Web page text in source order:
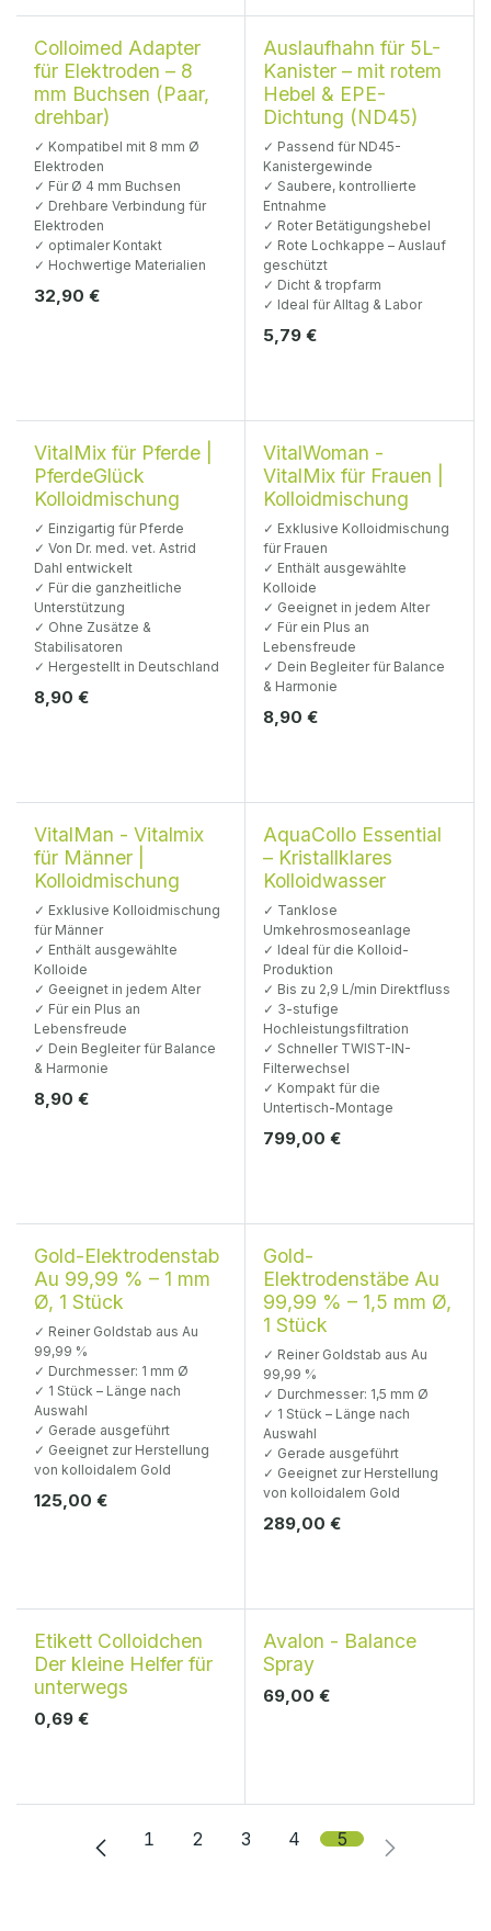
Ø 4 mm
Colloimed Adapter
für Elektroden – 8
mm Buchsen (Paar,
drehbar)
✓ Kompatibel mit 8 mm Ø
Elektroden
✓ Für Ø 4 mm Buchsen
✓ Drehbare Verbindung für
Elektroden
✓ optimaler Kontakt
✓ Hochwertige Materialien
32,90 €
Auslaufhahn für 5L-
Kanister – mit rotem
Hebel & EPE-
Dichtung (ND45)
✓ Passend für ND45-
Kanistergewinde
✓ Saubere, kontrollierte
Entnahme
✓ Roter Betätigungshebel
✓ Rote Lochkappe – Auslauf
geschützt
✓ Dicht & tropfarm
✓ Ideal für Alltag & Labor
5,79€
VitalMix für Pferde |
PferdeGlück
Kolloidmischung
✓ Einzigartig für Pferde
✓ Von Dr. med. vet. Astrid
Dahl entwickelt
✓ Für die ganzheitliche
Unterstützung
✓ Ohne Zusätze &
Stabilisatoren
✓ Hergestellt in Deutschland
8,90 €
VitalWoman -
VitalMix für Frauen |
Kolloidmischung
✓ Exklusive Kolloidmischung
für Frauen
✓ Enthält ausgewählte
Kolloide
✓ Geeignet in jedem Alter
✓ Für ein Plus an
Lebensfreude
✓ Dein Begleiter für Balance
& Harmonie
8,90 €
VitalMan - Vitalmix
für Männer |
Kolloidmischung
✓ Exklusive Kolloidmischung
für Männer
✓ Enthält ausgewählte
Kolloide
✓ Geeignet in jedem Alter
✓ Für ein Plus an
Lebensfreude
✓ Dein Begleiter für Balance
& Harmonie
8,90 €
AquaCollo Essential
– Kristallklares
Kolloidwasser
✓ Tanklose
Umkehrosmoseanlage
✓ Ideal für die Kolloid-
Produktion
✓ Bis zu 2,9 L/min Direktfluss
✓ 3-stufige
Hochleistungsfiltration
✓ Schneller TWIST-IN-
Filterwechsel
✓ Kompakt für die
Untertisch-Montage
799,00 €
1 Stück · Ø 1 mm
Gold-Elektrodenstab
Au 99,99 % – 1 mm
Ø, 1 Stück
✓ Reiner Goldstab aus Au
99,99 %
✓ Durchmesser: 1 mm Ø
✓ 1 Stück – Länge nach
Auswahl
✓ Gerade ausgeführt
✓ Geeignet zur Herstellung
von kolloidalem Gold
125,00 €
1 Stück · Ø 1,5 mm
Gold-
Elektrodenstäbe Au
99,99 % – 1,5 mm Ø,
1 Stück
✓ Reiner Goldstab aus Au
99,99 %
✓ Durchmesser: 1,5 mm Ø
✓ 1 Stück – Länge nach
Auswahl
✓ Gerade ausgeführt
✓ Geeignet zur Herstellung
von kolloidalem Gold
289,00 €
Etikett Colloidchen
Der kleine Helfer für
unterwegs
0,69 €
Avalon - Balance
Spray
69,00 €
1 2 3 4 5